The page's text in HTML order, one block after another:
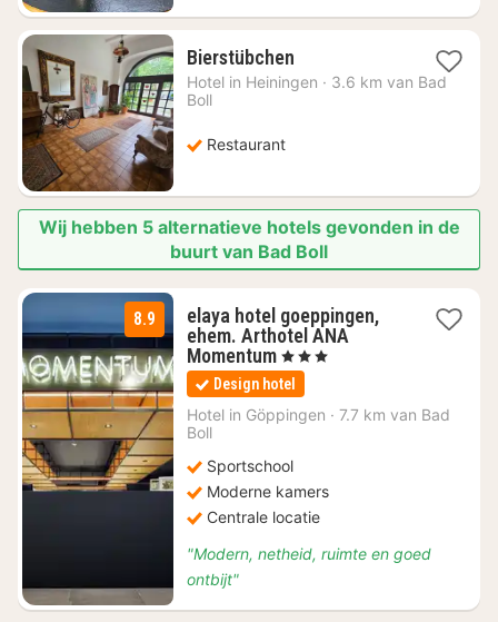
Bierstübchen1
nacht
vanaf
Hotel in Heiningen · 3.6 km van Bad
Boll
Restaurant
Wij hebben 5 alternatieve hotels gevonden in de
buurt van Bad Boll
8.9
elaya hotel goeppingen,
ehem. Arthotel ANA
Momentum1
nacht
vanaf
€
, 3 Sterren
Design hotel
Hotel in Göppingen · 7.7 km van Bad
Boll
Sportschool
Moderne kamers
Centrale locatie
"Modern, netheid, ruimte en goed
ontbijt"